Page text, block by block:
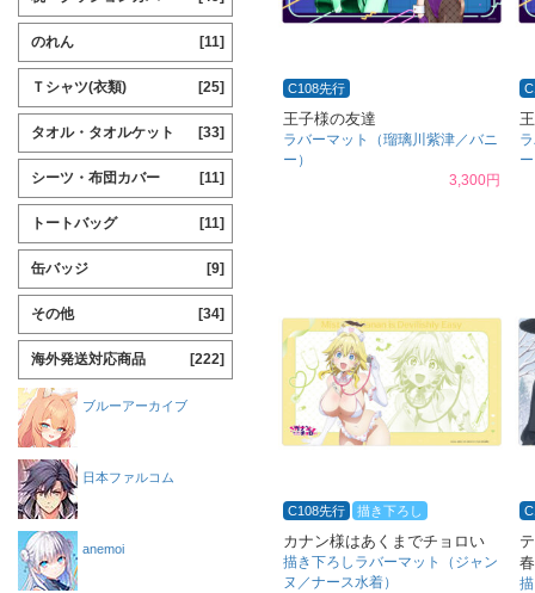
C108先行
王子様の友達
ラバーマット（瑠璃川紫津／バニ
ー）
3,300円
C108先行 描き下ろし
カナン様はあくまでチョロい
描き下ろしラバーマット（ジャン
ヌ／ナース水着）
のれん [11]
Ｔシャツ(衣類) [25]
タオル・タオルケット [33]
シーツ・布団カバー [11]
トートバッグ [11]
缶バッジ [9]
その他 [34]
海外発送対応商品 [222]
ブルーアーカイブ
日本ファルコム
anemoi